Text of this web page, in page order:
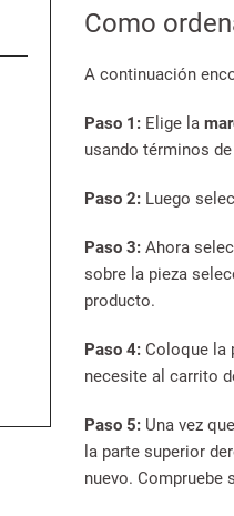
Como
A continuación
Paso 1: Elige la
usando términos
Paso 2: Luego
Paso 3: Ahora
sobre la pieza
producto.
Paso 4: Coloque la
necesite al carrito
Paso 5: Una vez
la parte superior
nuevo. Compruebe